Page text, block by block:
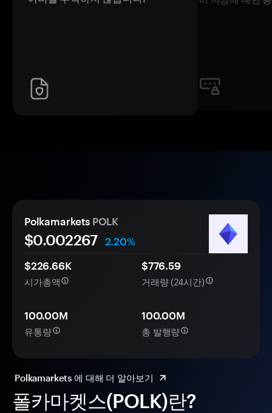
폴카마켓스(POLK)란?
Polkamarkets POLK
$0.002267
2.20%
$226.66K
시가총액
$776.59
거래량 (24시간)
100.00M
유통량
100.00M
총 발행량
Polkamarkets 에 대해 더 알아보기